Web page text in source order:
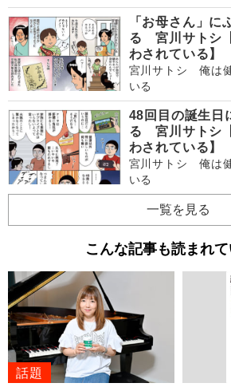
「お母さん」に
る 宮川サトシ
わされている】
宮川サトシ 俺は
いる
48回目の誕生日
る 宮川サトシ
わされている】
宮川サトシ 俺は
いる
一覧を見る
こんな記事も読まれ
話題